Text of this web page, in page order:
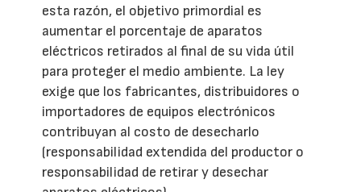
esta razón, el objetivo primordial es
aumentar el porcentaje de aparatos
eléctricos retirados al final de su vida útil
para proteger el medio ambiente. La ley
exige que los fabricantes, distribuidores o
importadores de equipos electrónicos
contribuyan al costo de desecharlo
(responsabilidad extendida del productor o
responsabilidad de retirar y desechar